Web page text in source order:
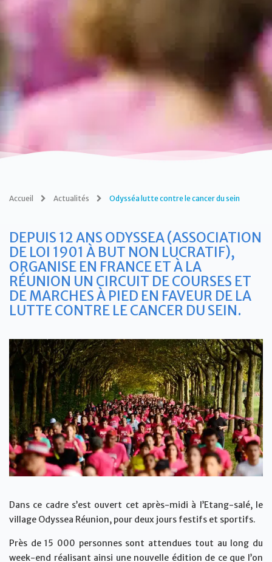
Accueil Actualités Odysséa lutte contre le cancer du sein
DEPUIS 12 ANS ODYSSEA (ASSOCIATION
DE LOI 1901 À BUT NON LUCRATIF),
ORGANISE EN FRANCE ET À LA
RÉUNION UN CIRCUIT DE COURSES ET
DE MARCHES À PIED EN FAVEUR DE LA
LUTTE CONTRE LE CANCER DU SEIN.
Dans ce cadre s’est ouvert cet après-midi à l’Etang-salé, le
village Odyssea Réunion, pour deux jours festifs et sportifs.
Près de 15 000 personnes sont attendues tout au long du
week-end réalisant ainsi une nouvelle édition de ce que l’on